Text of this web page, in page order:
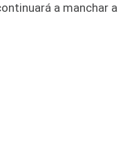
a manchar a